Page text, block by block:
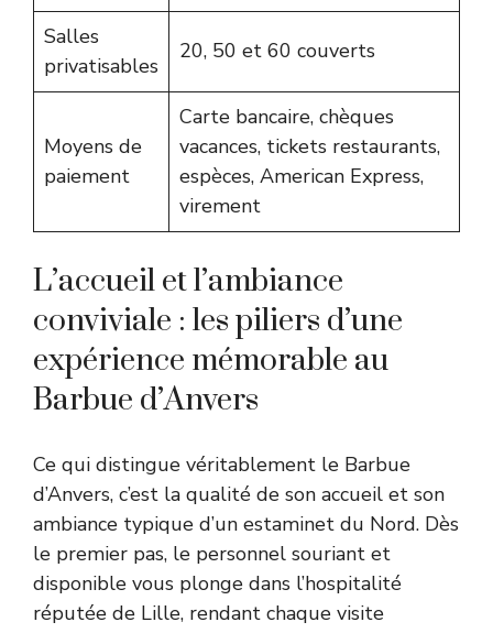
Salles
privatisables
20, 50 et 60 couverts
Moyens de
paiement
Carte bancaire, chèques
vacances, tickets restaurants,
espèces, American Express,
virement
L’accueil et l’ambiance
conviviale : les piliers d’une
expérience mémorable au
Barbue d’Anvers
Ce qui distingue véritablement le Barbue
d’Anvers, c’est la qualité de son accueil et son
ambiance typique d’un estaminet du Nord. Dès
le premier pas, le personnel souriant et
disponible vous plonge dans l’hospitalité
réputée de Lille, rendant chaque visite